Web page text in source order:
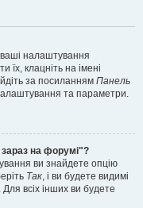
налаштування
їх, клацніть на імені
за посиланням Панель
та параметри.
зараз на форумі"?
ви знайдете опцію
Так, і ви будете видимі
всіх інших ви будете